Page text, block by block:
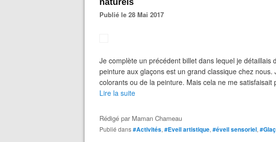
naturels
Publié le 28 Mai 2017
Je complète un précédent billet dans lequel je détaillais
peinture aux glaçons est un grand classique chez
colorants ou de la peinture. Mais cela ne me satisfaisait
Lire la suite
Rédigé par Maman Chameau
Publié dans#Activités, #Eveil artistique, #éveil sensoriel,